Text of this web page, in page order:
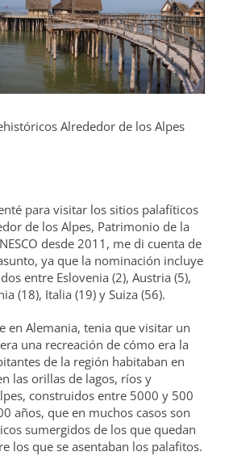
Alrededor de los Alpes
para visitar los sitios palafíticos
de los Alpes, Patrimonio de la
desde 2011, me di cuenta de
ya que la nominación incluye
entre Eslovenia (2), Austria (5),
(18), Italia (19) y Suiza (56).
en Alemania, tenia que visitar un
una recreación de cómo era la
de la región habitaban en
las orillas de lagos, ríos y
construidos entre 5000 y 500
años, que en muchos casos son
sumergidos de los que quedan
los que se asentaban los palafitos.